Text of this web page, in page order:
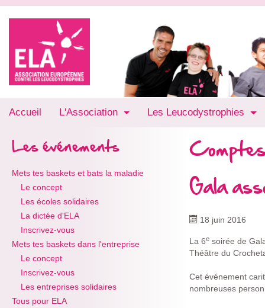
Accueil L'Association Les Leucodystrophies
Les événements
Mets tes baskets et bats la maladie
Le concept
Les écoles solidaires
La dictée d'ELA
Inscrivez-vous
Mets tes baskets dans l'entreprise
Le concept
Inscrivez-vous
Les entreprises solidaires
Tous pour ELA
Gala
18 juin 2016
La 6esoirée de
Théâtre du
Cet événement
nombreuses